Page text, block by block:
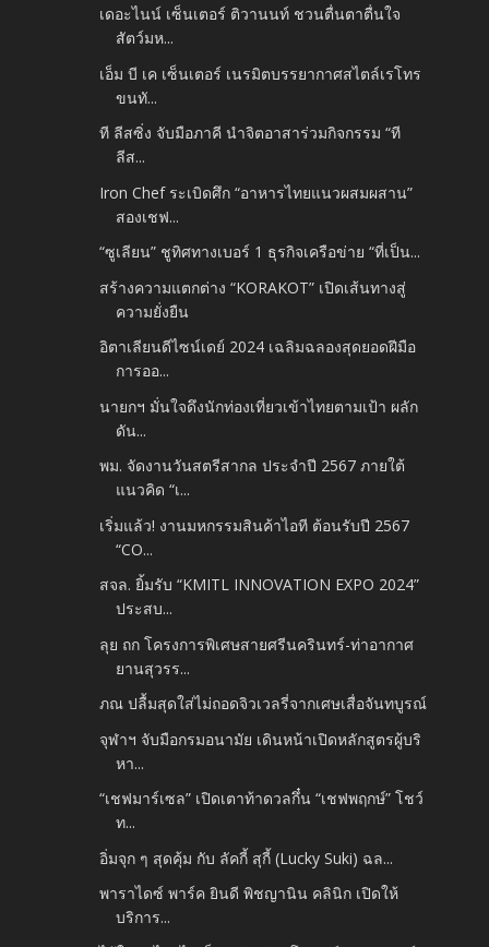
เดอะไนน์ เซ็นเตอร์ ติวานนท์ ชวนตื่นตาตื่นใจ
สัตว์มห...
เอ็ม บี เค เซ็นเตอร์ เนรมิตบรรยากาศสไตล์เรโทร
ขนทั...
ที ลีสซิ่ง จับมือภาคี นำจิตอาสาร่วมกิจกรรม “ที
ลีส...
Iron Chef ระเบิดศึก “อาหารไทยแนวผสมผสาน”
สองเชฟ...
“ซูเลียน” ชูทิศทางเบอร์ 1 ธุรกิจเครือข่าย “ที่เป็น...
สร้างความแตกต่าง “KORAKOT” เปิดเส้นทางสู่
ความยั่งยืน
อิตาเลียนดีไซน์เดย์ 2024 เฉลิมฉลองสุดยอดฝีมือ
การออ...
นายกฯ มั่นใจดึงนักท่องเที่ยวเข้าไทยตามเป้า ผลัก
ดัน...
พม. จัดงานวันสตรีสากล ประจำปี 2567 ภายใต้
แนวคิด “เ...
เริ่มแล้ว! งานมหกรรมสินค้าไอที ต้อนรับปี 2567
“CO...
สจล. ยิ้มรับ “KMITL INNOVATION EXPO 2024”
ประสบ...
ลุย ถก โครงการพิเศษสายศรีนครินทร์-ท่าอากาศ
ยานสุวรร...
ภณ ปลื้มสุดใส่ไม่ถอดจิวเวลรี่จากเศษเสื่อจันทบูรณ์
จุฬาฯ จับมือกรมอนามัย เดินหน้าเปิดหลักสูตรผู้บริ
หา...
“เชฟมาร์เซล” เปิดเตาท้าดวลกึ๋น “เชฟพฤกษ์” โชว์
ท...
อิ่มจุก ๆ สุดคุ้ม กับ ลัคกี้ สุกี้ (Lucky Suki) ฉล...
พาราไดซ์ พาร์ค ยินดี พิชญานิน คลินิก เปิดให้
บริการ...